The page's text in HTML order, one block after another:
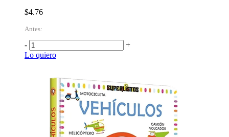
$4.76
Antes:
-
+
Lo quiero